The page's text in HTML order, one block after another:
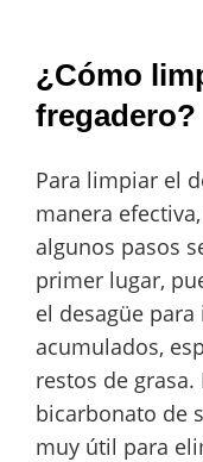
¿Cómo
fregadero?
Para limpiar el
manera
algunos pasos
primer lugar,
el desagüe
acumulados,
restos de grasa.
bicarbonato de
muy útil para